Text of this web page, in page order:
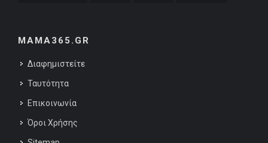
MAMA365.GR
Διαφημιστείτε
Ταυτότητα
Επικοινωνία
Όροι Χρήσης